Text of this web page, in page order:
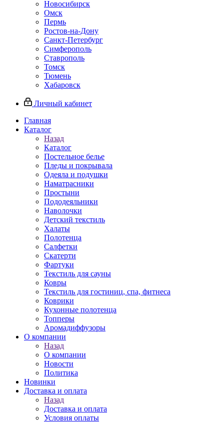
Новосибирск
Омск
Пермь
Ростов-на-Дону
Санкт-Петербург
Симферополь
Ставрополь
Томск
Тюмень
Хабаровск
Личный кабинет
Главная
Каталог
Назад
Каталог
Постельное белье
Пледы и покрывала
Одеяла и подушки
Наматрасники
Простыни
Пододеяльники
Наволочки
Детский текстиль
Халаты
Полотенца
Салфетки
Скатерти
Фартуки
Текстиль для сауны
Ковры
Текстиль для гостиниц, спа, фитнеса
Коврики
Кухонные полотенца
Топперы
Аромадиффузоры
О компании
Назад
О компании
Новости
Политика
Новинки
Доставка и оплата
Назад
Доставка и оплата
Условия оплаты